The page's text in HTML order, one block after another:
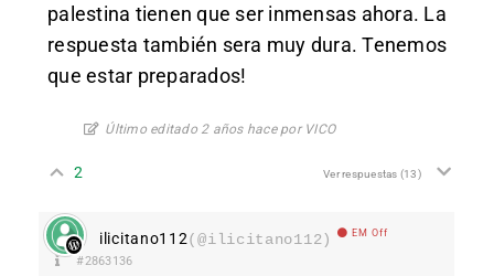
palestina tienen que ser inmensas ahora. La
respuesta también sera muy dura. Tenemos
que estar preparados!
Último editado 2 años hace por VICO
2 Ver respuestas (13)
ilicitano112(@ilicitano112) EM Off
#2863136